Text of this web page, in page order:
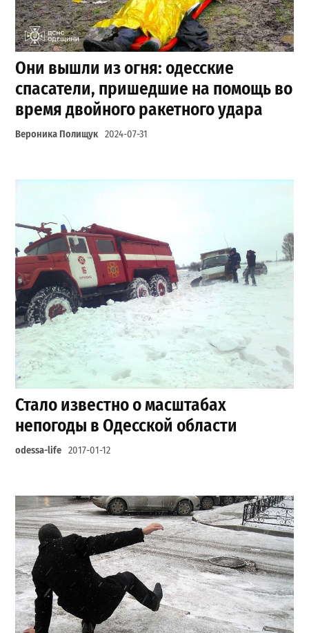
Они вышли из огня: одесские
спасатели, пришедшие на помощь во
время двойного ракетного удара
Вероника Полищук 2024-07-31
Стало известно о масштабах
непогоды в Одесской области
odessa-life 2017-01-12